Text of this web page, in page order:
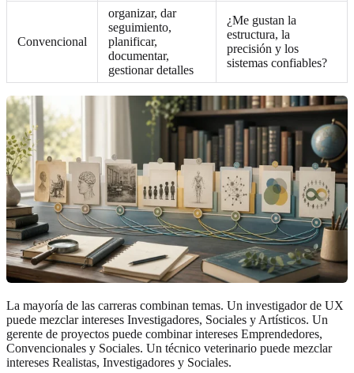
Convencional
organizar, dar
seguimiento,
planificar,
documentar,
gestionar detalles
¿Me gustan la
estructura, la
precisión y los
sistemas confiables?
La mayoría de las carreras combinan temas. Un investigador de UX
puede mezclar intereses Investigadores, Sociales y Artísticos. Un
gerente de proyectos puede combinar intereses Emprendedores,
Convencionales y Sociales. Un técnico veterinario puede mezclar
intereses Realistas, Investigadores y Sociales.